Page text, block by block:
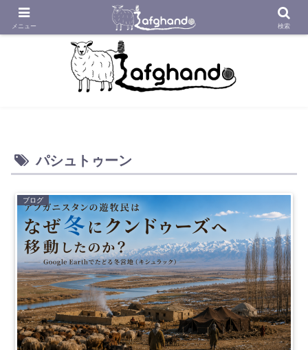
アフガニスタンの工房から織り紡いだアフガン絨毯をあなたへ
パシュトゥーン
ブログ
メニュー 検索